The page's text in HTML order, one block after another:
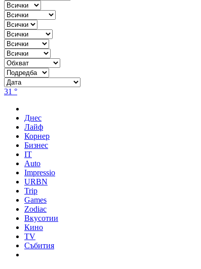
31 °
Днес
Лайф
Корнер
Бизнес
IT
Auto
Impressio
URBN
Trip
Games
Zodiac
Вкусотии
Кино
TV
Събития